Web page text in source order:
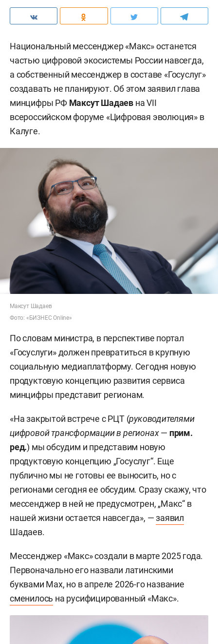
Национальный мессенджер «Макс» останется
частью цифровой экосистемы России навсегда,
а собственный мессенджер в составе «Госуслуг»
создавать не планируют. Об этом заявил глава
минцифры РФ Максут Шадаев на VII
всероссийском форуме «Цифровая эволюция» в
Калуге.
Максут Шадаев
Фото: «БИЗНЕС Online»
По словам министра, в перспективе портал
«Госуслуги» должен превратиться в крупную
социальную медиаплатформу. Сегодня новую
продуктовую концепцию развития сервиса
минцифры представит регионам.
«На закрытой встрече с РЦТ (руководителями
цифровой трансформации в регионах— прим.
ред.) мы обсудим и представим новую
продуктовую концепцию „Госуслуг“. Еще
публично мы не готовы ее выносить, но с
регионами сегодня ее обсудим. Сразу скажу, что
мессенджер в ней не предусмотрен, „Макс“ в
нашей жизни остается навсегда», —заявил
Шадаев.
Мессенджер «Макс» создали в марте 2025 года.
Первоначально его назвали латинскими
буквами Max, но в апреле 2026-го название
сменилось на русифицированный «Макс».